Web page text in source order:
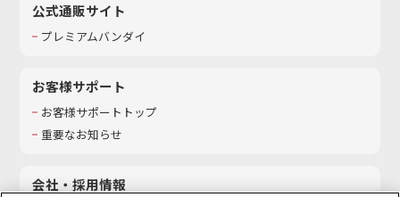
公式通販サイト
プレミアムバンダイ
お客様サポート
お客様サポートトップ
重要なお知らせ
会社・採用情報